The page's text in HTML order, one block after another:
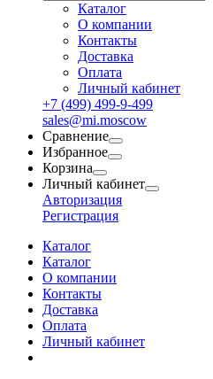
Каталог
О компании
Контакты
Доставка
Оплата
Личный кабинет
+7 (499) 499-9-499
sales@mi.moscow
Сравнение
Избранное
Корзина
Личный кабинет
Авторизация
Регистрация
Каталог
Каталог
О компании
Контакты
Доставка
Оплата
Личный кабинет